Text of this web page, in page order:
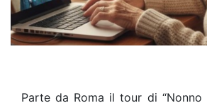
Parte da Roma il tour di “Nonno